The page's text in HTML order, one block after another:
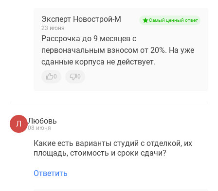
Эксперт Новострой-М
23 июня
Самый ценный ответ
Рассрочка до 9 месяцев с
первоначальным взносом от 20%. На уже
сданные корпуса не действует.
0 0
Л Любовь
08 июня
Какие есть варианты студий с отделкой, их
площадь, стоимость и сроки сдачи?
Ответить